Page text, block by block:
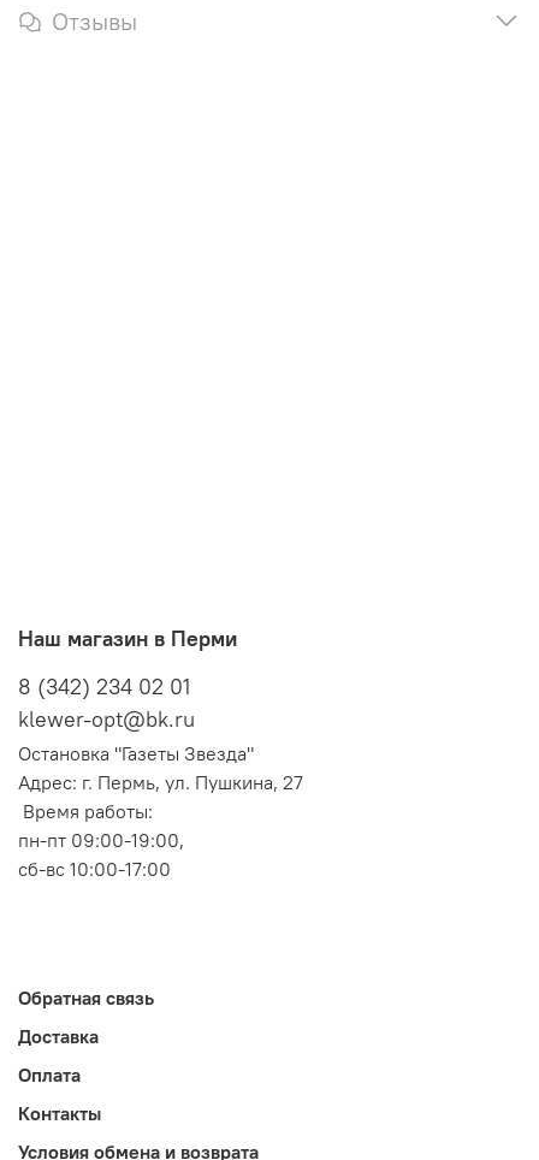
Отзывы
Наш магазин в Перми
8 (342) 234 02 01
klewer-opt@bk.ru
Остановка "Газеты Звезда"
Адрес: г. Пермь, ул. Пушкина, 27
Время работы:
пн-пт 09:00-19:00,
сб-вс 10:00-17:00
Обратная связь
Доставка
Оплата
Контакты
Условия обмена и возврата